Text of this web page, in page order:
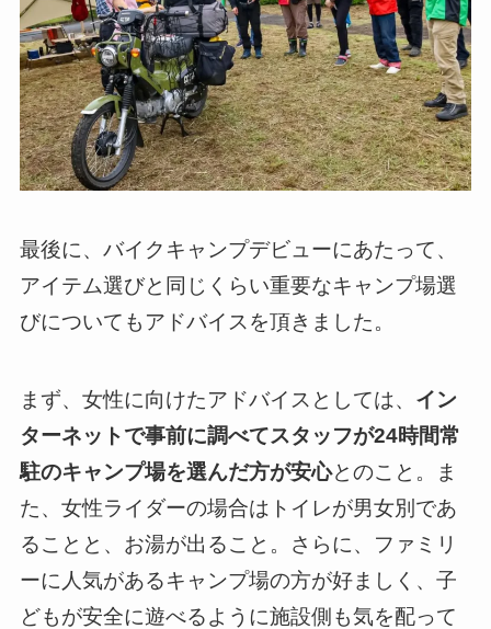
最後に、バイクキャンプデビューにあたって、
アイテム選びと同じくらい重要なキャンプ場選
びについてもアドバイスを頂きました。
まず、女性に向けたアドバイスとしては、 イン
ターネットで事前に調べてスタッフが24時間常
駐のキャンプ場を選んだ方が安心とのこと。ま
た、女性ライダーの場合はトイレが男女別であ
ることと、お湯が出ること。さらに、ファミリ
ーに人気があるキャンプ場の方が好ましく、子
どもが安全に遊べるように施設側も気を配って